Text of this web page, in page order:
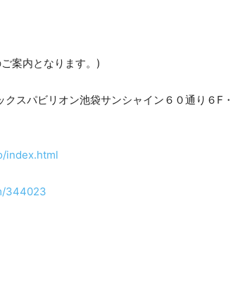
案内となります。)
スパビリオン池袋サンシャイン６０通り６F・
index.html
344023